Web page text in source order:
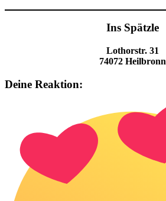
Ins Spätzle
Lothorstr. 31
74072 Heilbronn
Deine Reaktion: